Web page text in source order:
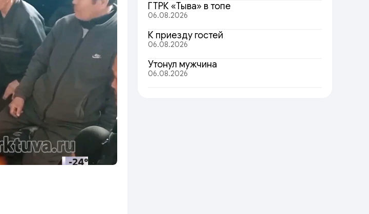
ГТРК «Тыва» в топе
06.08.2026
К приезду гостей
06.08.2026
Утонул мужчина
06.08.2026